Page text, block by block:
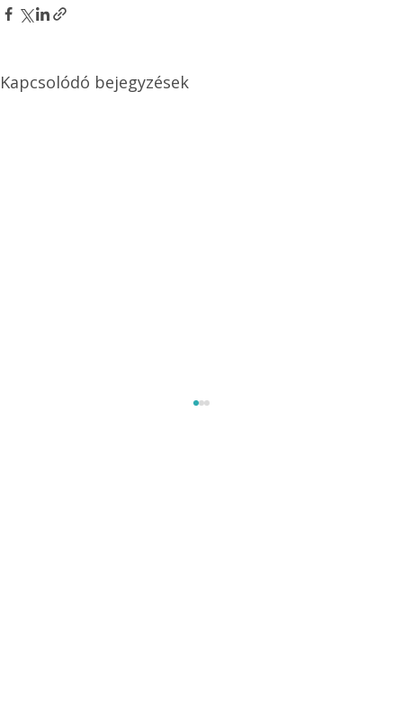
Kapcsolódó bejegyzések